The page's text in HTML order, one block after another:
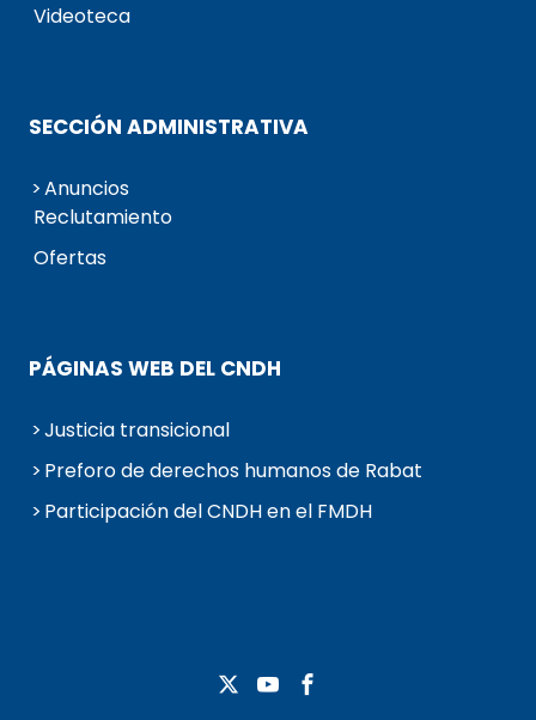
Videoteca
SECCIÓN ADMINISTRATIVA
Anuncios
Reclutamiento
Ofertas
PÁGINAS WEB DEL CNDH
Justicia transicional
Preforo de derechos humanos de Rabat
Participación del CNDH en el FMDH